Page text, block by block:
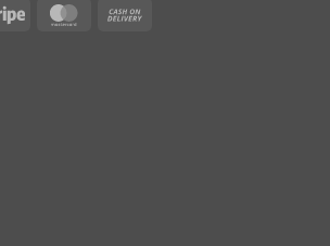
Stripe MasterCard